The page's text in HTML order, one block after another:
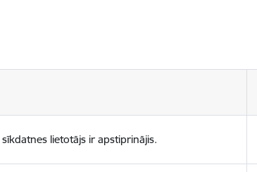
lietotājs ir apstiprinājis.